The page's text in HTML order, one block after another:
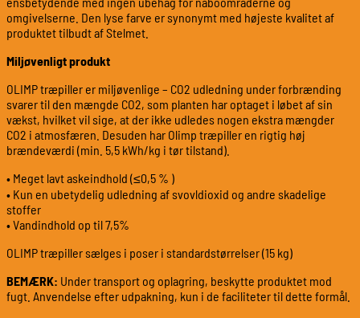
omgivelserne. Den lyse farve er synonymt med højeste kvalitet af
produktet tilbudt af Stelmet.
Miljøvenligt produkt
OLIMP træpiller er miljøvenlige – CO2 udledning under forbrænding
svarer til den mængde CO2, som planten har optaget i løbet af sin
vækst, hvilket vil sige, at der ikke udledes nogen ekstra mængder
CO2 i atmosfæren. Desuden har Olimp træpiller en rigtig høj
brændeværdi (min. 5,5 kWh/kg i tør tilstand).
• Meget lavt askeindhold (≤0,5 % )
• Kun en ubetydelig udledning af svovldioxid og andre skadelige
stoffer
• Vandindhold op til 7,5%
OLIMP træpiller sælges i poser i standardstørrelser (15 kg)
BEMÆRK: Under transport og oplagring, beskytte produktet mod
fugt. Anvendelse efter udpakning, kun i de faciliteter til dette formål.